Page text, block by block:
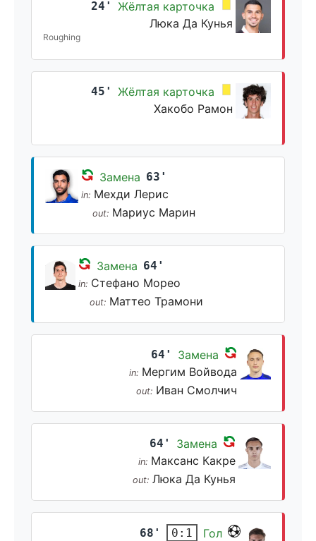
24'
Жёлтая карточка
Люка Да Кунья
Roughing
45'
Жёлтая карточка
Хакобо Рамон
Замена 63'
in: Мехди Лерис
out: Мариус Марин
Замена 64'
in: Стефано Морео
out: Маттео Трамони
64' Замена
in: Мергим Войвода
out: Иван Смолчич
64' Замена
in: Максанс Какре
out: Люка Да Кунья
68' 0:1
Гол